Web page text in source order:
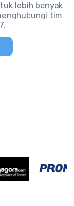
lebih banyak
tim